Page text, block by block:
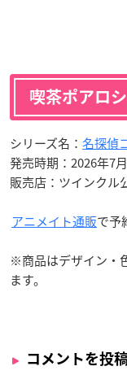
喫茶ポアロ
シリーズ名： 名探偵
発売時期：2026年7
販売店：ツインクル
アニメイト通販で予
※商品はデザイン・
ます。
コメントを投